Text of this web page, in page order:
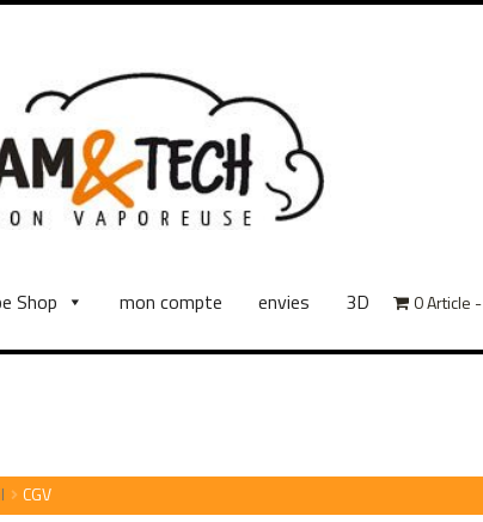
Shop mon compte envies 3D 0 Article
CGV